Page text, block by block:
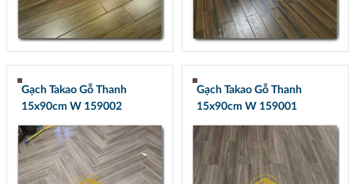
Gạch Takao Gỗ Thanh
15x90cm W 159002
Gạch Takao Gỗ Thanh
15x90cm W 159001